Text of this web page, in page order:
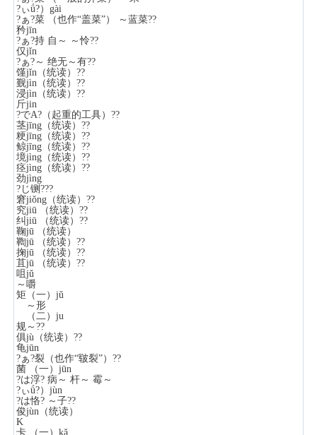
?ぃǘ?）gài
?ぁ?菜 （也作“盖菜”） ～蓝菜??
矜jīn
?ぁ?持 自～ ～怜??
仅jǐn
?ぁ?～ 绝无～有??
馑jǐn（统读）??
觐jìn（统读）??
浸jìn（统读）??
斤jin
?でА?（起重的工具）??
茎jīng（统读）??
粳jīng（统读）??
鲸jīng（统读）??
境jìng（统读）??
痉jìng（统读）??
劲jìng
?じ铡???
窘jiǒng（统读）??
究jiū （统读）??
纠jiū （统读）??
鞠jū （统读）
鞫jū （统读）??
掬jū （统读）??
苴jū （统读）??
咀jǔ
～嚼
矩（一）jǔ
～形
（二）ju
规～??
俱jù（统读）??
龟jūn
?ぁ?裂（也作“皲裂”）??
菌 （一）jūn
?は浮? 病～ 杆～ 霉～
?ぃǘ?）jùn
?は恪? ～子??
俊jùn（统读）
K
卡 （一）kǎ